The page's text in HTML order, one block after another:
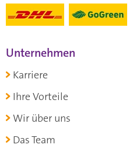
Unternehmen
Karriere
Ihre Vorteile
Wir über uns
Das Team